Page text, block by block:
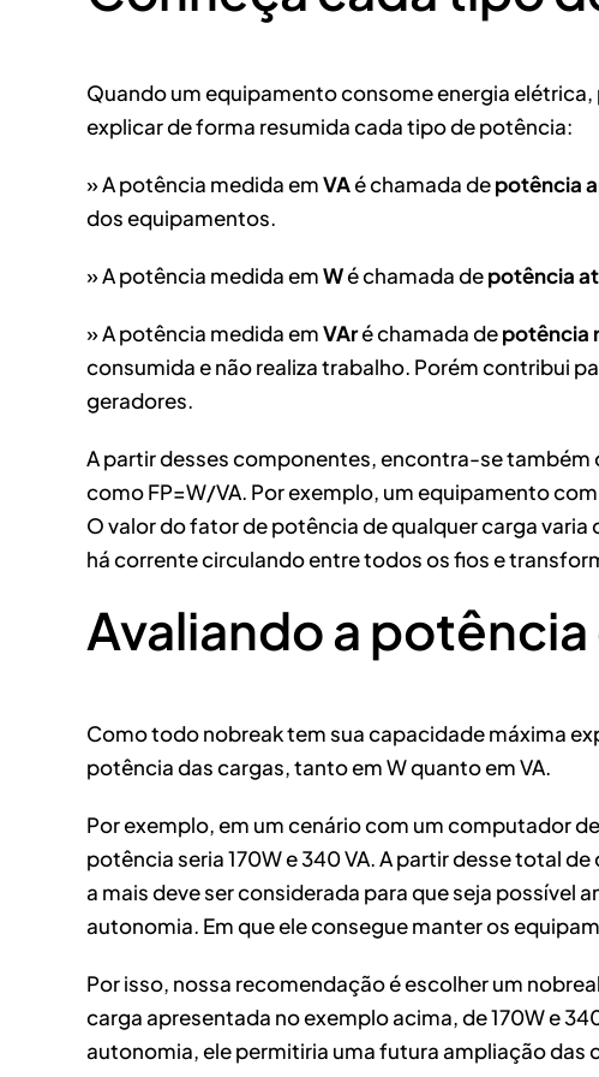
Quando um equipamento consome energia
explicar de forma resumida cada tipo de potência:
» A potência medida emVAé chamada depotência
dos equipamentos.
» A potência medida emWé chamada depotência
» A potência medida emVAré chamada depotência
consumida e não realiza trabalho. Porém contribui
geradores.
A partir desses componentes, encontra-se também
como FP=W/VA. Por exemplo, um equipamento
O valor do fator de potência de qualquer carga
há corrente circulando entre todos os fios e
Avaliando a
Como todo nobreak tem sua capacidade máxima
potência das cargas, tanto em W quanto em VA.
Por exemplo, em um cenário com um computador de
potência seria 170W e 340 VA. A partir desse total
a mais deve ser considerada para que seja possível
autonomia. Em que ele consegue manter os
Por isso, nossa recomendação é escolher um
carga apresentada no exemplo acima, de 170W e
autonomia, ele permitiria uma futura ampliação das